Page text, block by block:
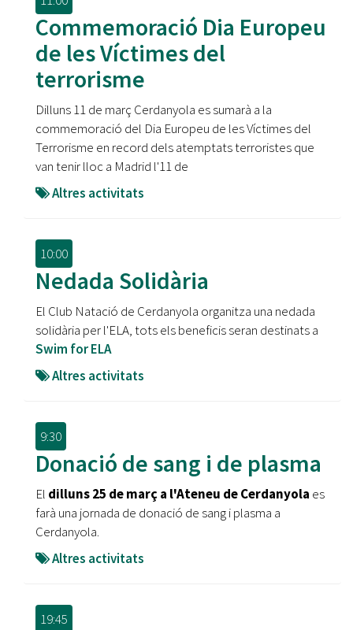
Commemoració Dia Europeu
de les Víctimes del
terrorisme
Dilluns 11 de març Cerdanyola es sumarà a la
commemoració del Dia Europeu de les Víctimes del
Terrorisme en record dels atemptats terroristes que
van tenir lloc a Madrid l'11 de
Altres activitats
10:00
Nedada Solidària
El Club Natació de Cerdanyola organitza una nedada
solidària per l'ELA, tots els beneficis seran destinats a
Swim for ELA
Altres activitats
9:30
Donació de sang i de plasma
El dilluns 25 de març a l'Ateneu de Cerdanyola es
farà una jornada de donació de sang i plasma a
Cerdanyola.
Altres activitats
19:45